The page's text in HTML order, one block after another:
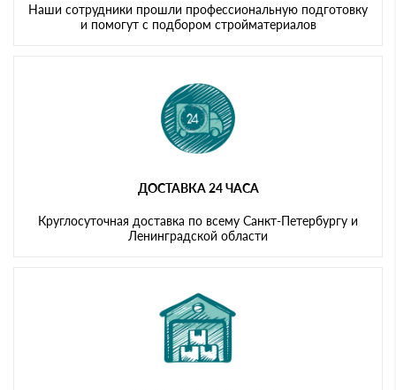
Наши сотрудники прошли профессиональную подготовку
и помогут с подбором стройматериалов
ДОСТАВКА 24 ЧАСА
Круглосуточная доставка по всему Санкт-Петербургу и
Ленинградской области